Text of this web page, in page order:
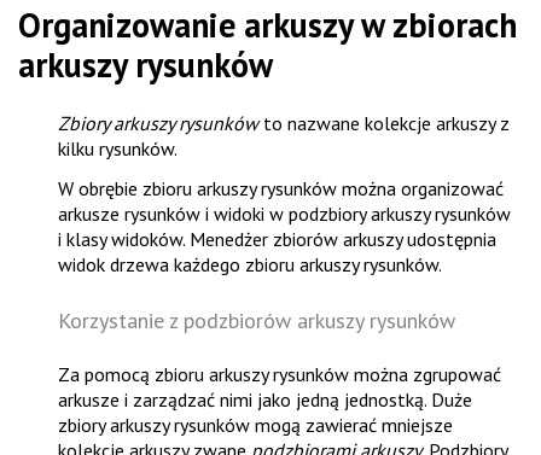
Organizowanie arkuszy w zbiorach
arkuszy rysunków
Zbiory arkuszy rysunkówto nazwane kolekcje arkuszy z
kilku rysunków.
W obrębie zbioru arkuszy rysunków można organizować
arkusze rysunków i widoki w podzbiory arkuszy rysunków
i klasy widoków. Menedżer zbiorów arkuszyudostępnia
widok drzewa każdego zbioru arkuszy rysunków.
Korzystanie z podzbiorów arkuszy rysunków
Za pomocą zbioru arkuszy rysunków można zgrupować
arkusze i zarządzać nimi jako jedną jednostką. Duże
zbiory arkuszy rysunków mogą zawierać mniejsze